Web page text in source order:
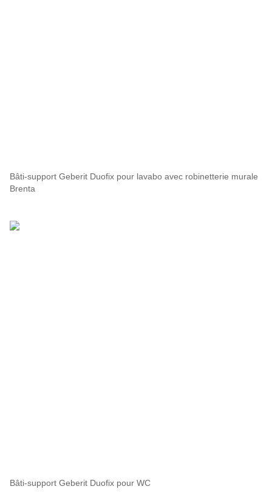
Bâti-support Geberit Duofix pour lavabo avec robinetterie murale
Brenta
Bâti-support Geberit Duofix pour WC